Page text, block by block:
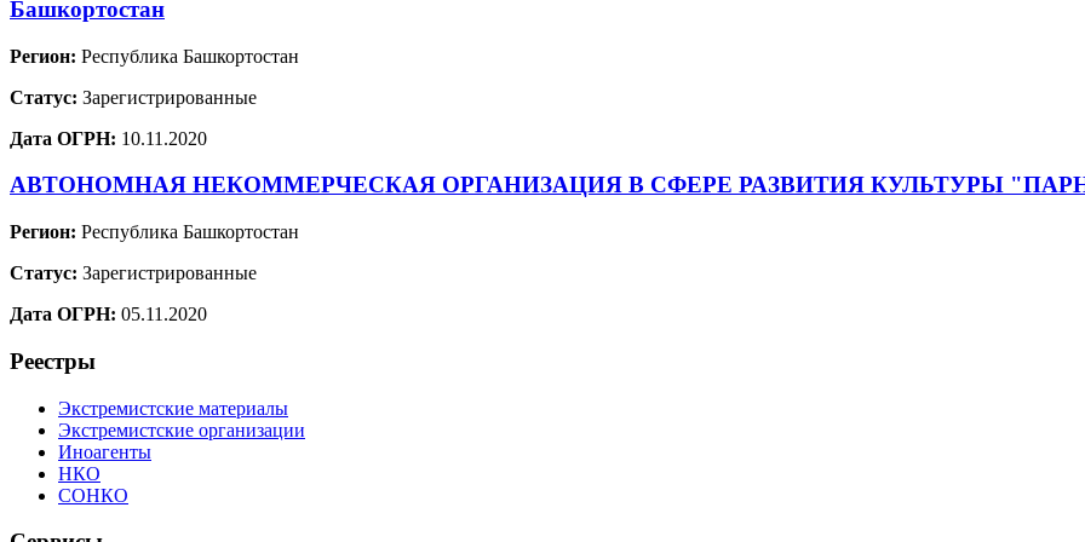
Башкортостан
Регион: Республика Башкортостан
Статус: Зарегистрированные
Дата ОГРН: 10.11.2020
АВТОНОМНАЯ НЕКОММЕРЧЕСКАЯ ОРГАНИЗАЦИЯ В СФЕРЕ РАЗВИТИЯ КУЛЬТУРЫ
Регион: Республика Башкортостан
Статус: Зарегистрированные
Дата ОГРН: 05.11.2020
Реестры
Экстремистские материалы
Экстремистские организации
Иноагенты
НКО
СОНКО